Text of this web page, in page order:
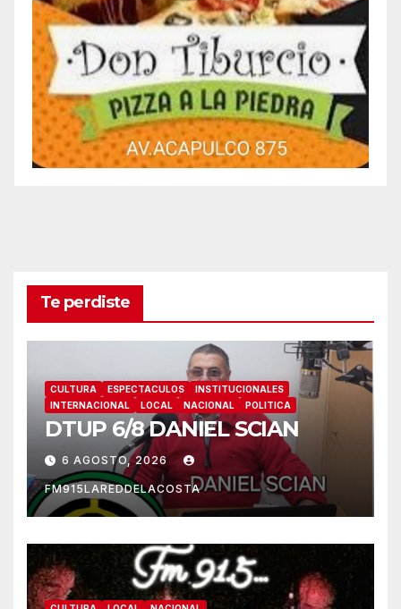
Te perdiste
CULTURA ESPECTACULOS
INSTITUCIONALES
INTERNACIONAL
LOCAL NACIONAL POLITICA
DTUP 6/8 DANIEL SCIAN
6 AGOSTO, 2026
FM915LAREDDELACOSTA